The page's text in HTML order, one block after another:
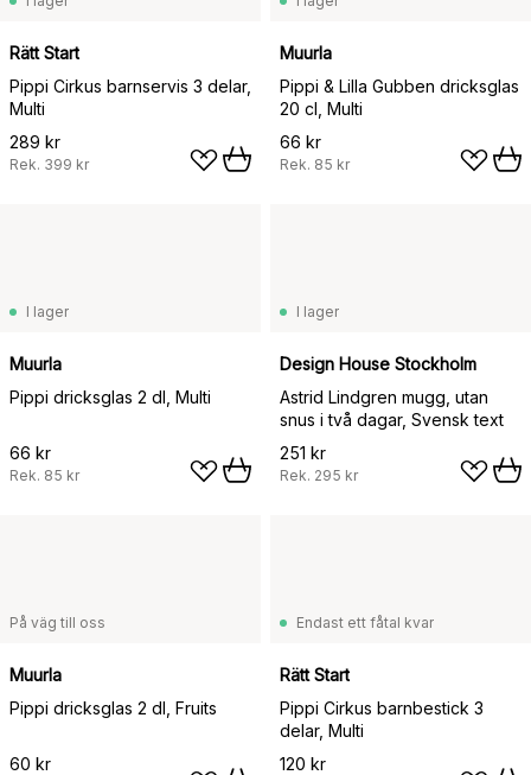
Rätt Start
Pippi Cirkus barnservis 3 delar,
Multi
289 kr
Rek. 399 kr
Muurla
Pippi & Lilla Gubben dricksglas
20 cl, Multi
66 kr
Rek. 85 kr
I lager
Muurla
Pippi dricksglas 2 dl, Multi
66 kr
Rek. 85 kr
I lager
Design House Stockholm
Astrid Lindgren mugg, utan
snus i två dagar, Svensk text
251 kr
Rek. 295 kr
På väg till oss
Muurla
Pippi dricksglas 2 dl, Fruits
60 kr
Endast ett fåtal kvar
Rätt Start
Pippi Cirkus barnbestick 3
delar, Multi
120 kr